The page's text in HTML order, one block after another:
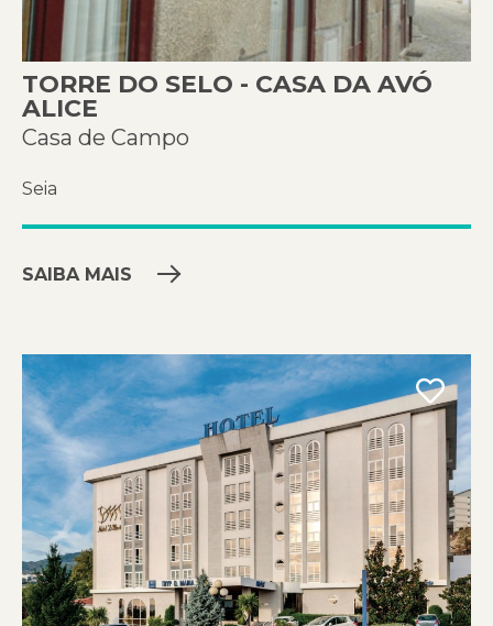
TORRE DO SELO - CASA DA AVÓ
ALICE
Casa de Campo
Seia
SAIBA MAIS